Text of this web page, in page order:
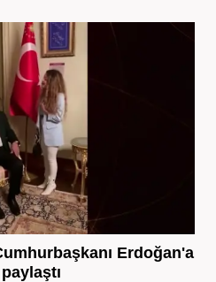
Erdoğan'a